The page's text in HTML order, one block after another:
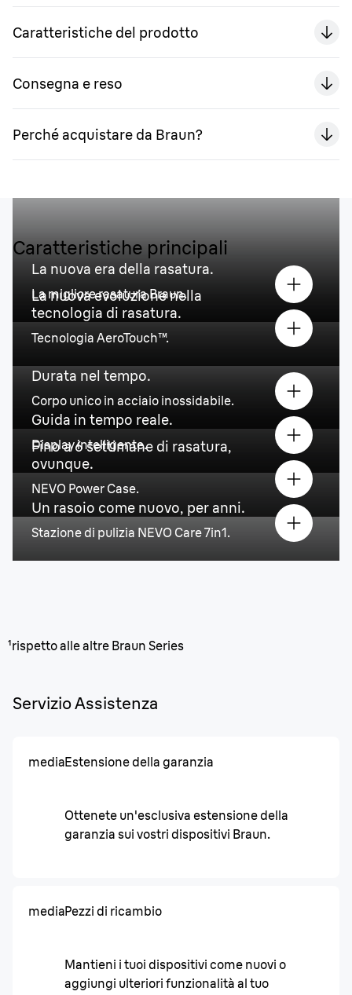
Caratteristiche del prodotto
Consegna e reso
Perché acquistare da Braun?
Caratteristiche principali
La nuova era della rasatura.
La migliore rasatura Braun.
La nuova evoluzione nella
tecnologia di rasatura.
Tecnologia AeroTouch™.
Durata nel tempo.
Corpo unico in acciaio inossidabile.
Guida in tempo reale.
Display intelligente.
Fino a 6 settimane di rasatura,
ovunque.
NEVO Power Case.
Un rasoio come nuovo, per anni.
Stazione di pulizia NEVO Care 7in1.
¹rispetto alle altre Braun Series
Servizio Assistenza
mediaEstensione della garanzia
Ottenete un'esclusiva estensione della
garanzia sui vostri dispositivi Braun.
mediaPezzi di ricambio
Mantieni i tuoi dispositivi come nuovi o
aggiungi ulteriori funzionalità al tuo